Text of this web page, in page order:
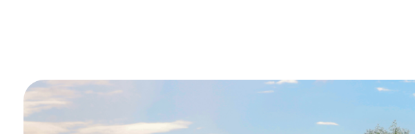
홈페이지가이드